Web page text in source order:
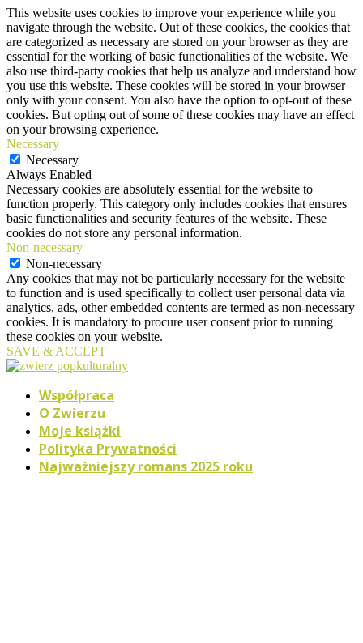
This website uses cookies to improve your experience while you
navigate through the website. Out of these cookies, the cookies that
are categorized as necessary are stored on your browser as they are
essential for the working of basic functionalities of the website. We
also use third-party cookies that help us analyze and understand how
you use this website. These cookies will be stored in your browser
only with your consent. You also have the option to opt-out of these
cookies. But opting out of some of these cookies may have an effect
on your browsing experience.
Necessary
Necessary
Always Enabled
Necessary cookies are absolutely essential for the website to
function properly. This category only includes cookies that ensures
basic functionalities and security features of the website. These
cookies do not store any personal information.
Non-necessary
Non-necessary
Any cookies that may not be particularly necessary for the website
to function and is used specifically to collect user personal data via
analytics, ads, other embedded contents are termed as non-necessary
cookies. It is mandatory to procure user consent prior to running
these cookies on your website.
SAVE & ACCEPT
Współpraca
O Zwierzu
Moje książki
Polityka Prywatności
Najważniejszy romans 2025 roku